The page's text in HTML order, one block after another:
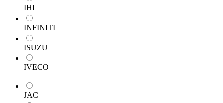
IHI
INFINITI
ISUZU
IVECO
JAC